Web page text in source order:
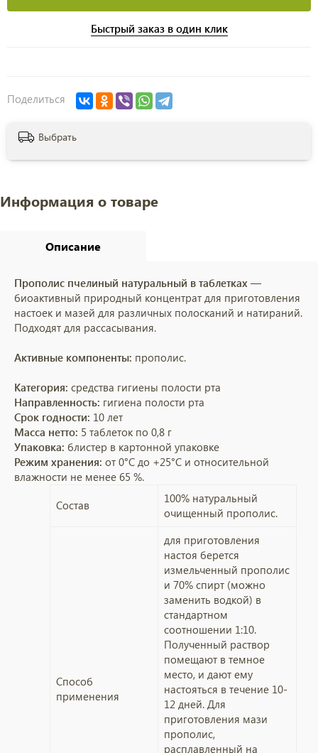
Быстрый заказ в один клик
Поделиться
Выбрать
Информация о товаре
Описание
Прополис пчелиный натуральный в таблетках —
биоактивный природный концентрат для приготовления
настоек и мазей для различных полосканий и натираний.
Подходят для рассасывания.
Активные компоненты: прополис.
Категория: средства гигиены полости рта
Направленность: гигиена полости рта
Срок годности: 10 лет
Масса нетто: 5 таблеток по 0,8 г
Упаковка: блистер в картонной упаковке
Режим хранения: от 0°С до +25°С и относительной
влажности не менее 65 %.
Состав
100% натуральный
очищенный прополис.
Способ
применения
для приготовления
настоя берется
измельченный прополис
и 70% спирт (можно
заменить водкой) в
стандартном
соотношении 1:10.
Полученный раствор
помещают в темное
место, и дают ему
настояться в течение 10-
12 дней. Для
приготовления мази
прополис,
расплавленный на